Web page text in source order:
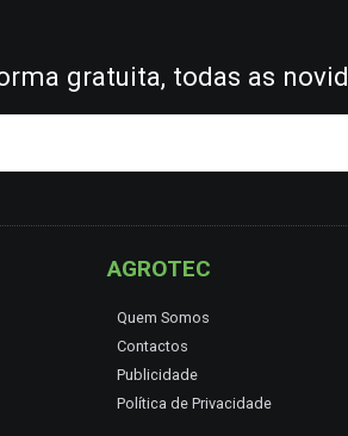
gratuita, todas as
AGROTEC
Quem Somos
Contactos
Publicidade
Política de Privacidade